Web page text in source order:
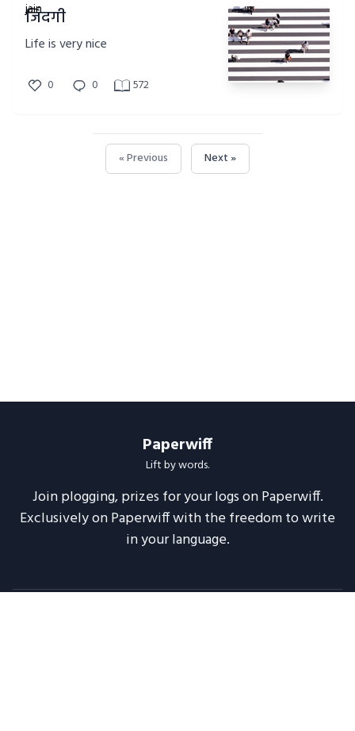
जिंदगी
Life is very nice
0 0 572
« Previous Next »
Paperwiff
Lift by words.
Join plogging, prizes for your logs on Paperwiff.
Exclusively on Paperwiff with the freedom to write
in your language.